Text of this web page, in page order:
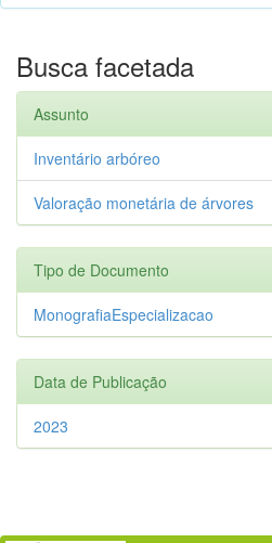
Busca facetada
Assunto
Inventário arbóreo
Valoração monetária de árvores
Tipo de Documento
MonografiaEspecializacao
Data de Publicação
2023